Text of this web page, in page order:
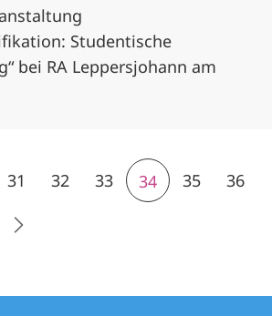
Studentische
bei RA Leppersjohann am
31 32 33 34 35
36